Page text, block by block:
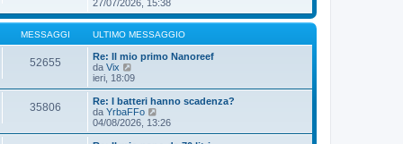
o
s
a
g
g
i
d
i
u
l
t
o
m
s
27/07/2026, 15:38
MESSAGGI ULTIMO MESSAGGIO
52655
Re: Il mio primo Nanoreef
da Vix
e
d
i
u
l
ieri, 18:09
35806
Re: I batteri hanno scadenza?
da YrbaFFo
e
d
04/08/2026, 13:26